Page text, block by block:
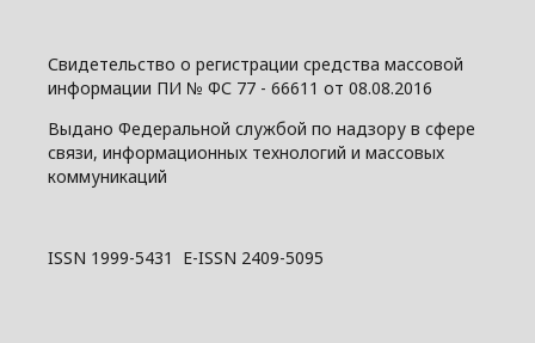
Свидетельство о регистрации средства массовой
информации ПИ № ФС 77 - 66611 от 08.08.2016
Выдано Федеральной службой по надзору в сфере
связи, информационных технологий и массовых
коммуникаций
ISSN 1999-5431 E-ISSN 2409-5095